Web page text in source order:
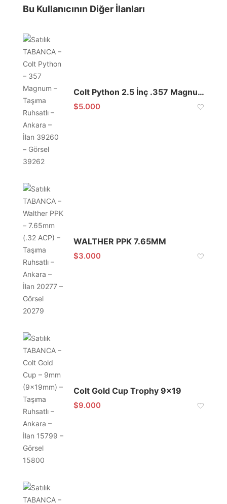
Bu Kullanıcının Diğer İlanları
Colt Python 2.5 İnç .357 Magnum
$5.000
WALTHER PPK 7.65MM
$3.000
Colt Gold Cup Trophy 9×19
$9.000